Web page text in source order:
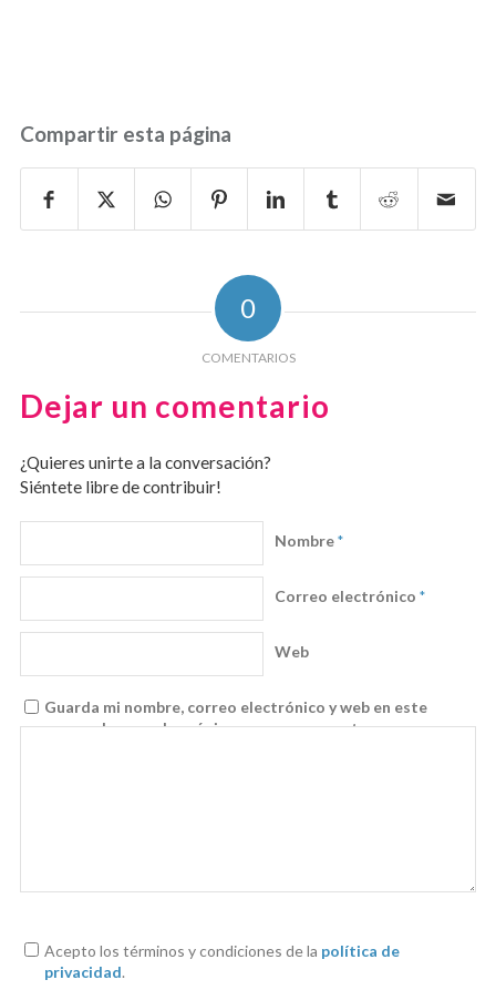
Compartir esta página
0
COMENTARIOS
Dejar un comentario
¿Quieres unirte a la conversación?
Siéntete libre de contribuir!
Nombre*
Correo electrónico *
Web
Guarda mi nombre, correo electrónico y web en este
navegador para la próxima vez que comente.
Acepto los términos y condiciones de la política de
privacidad.